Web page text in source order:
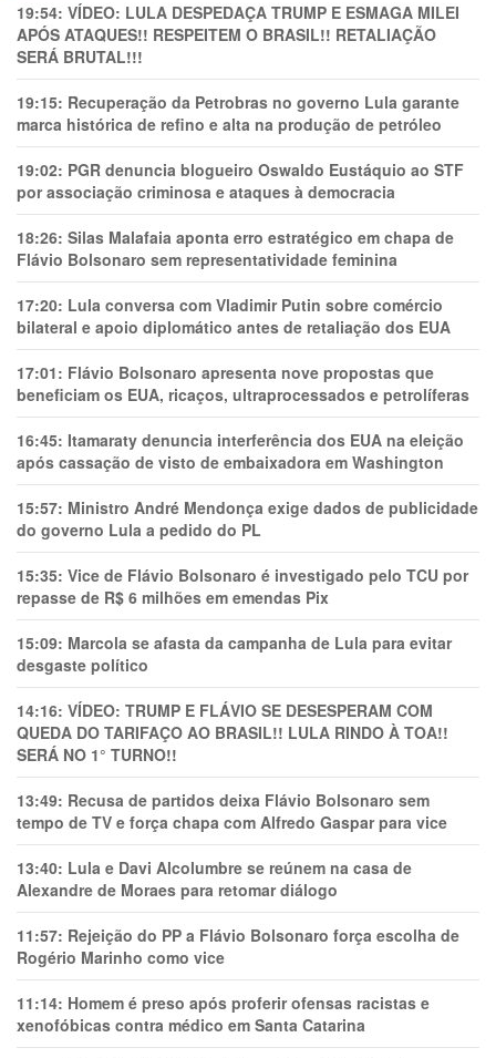
19:54: VÍDEO: LULA DESPEDAÇA TRUMP E ESMAGA MILEI
APÓS ATAQUES!! RESPEITEM O BRASIL!! RETALIAÇÃO
SERÁ BRUTAL!!!
19:15: Recuperação da Petrobras no governo Lula garante
marca histórica de refino e alta na produção de petróleo
19:02: PGR denuncia blogueiro Oswaldo Eustáquio ao STF
por associação criminosa e ataques à democracia
18:26: Silas Malafaia aponta erro estratégico em chapa de
Flávio Bolsonaro sem representatividade feminina
17:20: Lula conversa com Vladimir Putin sobre comércio
bilateral e apoio diplomático antes de retaliação dos EUA
17:01: Flávio Bolsonaro apresenta nove propostas que
beneficiam os EUA, ricaços, ultraprocessados e petrolíferas
16:45: Itamaraty denuncia interferência dos EUA na eleição
após cassação de visto de embaixadora em Washington
15:57: Ministro André Mendonça exige dados de publicidade
do governo Lula a pedido do PL
15:35: Vice de Flávio Bolsonaro é investigado pelo TCU por
repasse de R$ 6 milhões em emendas Pix
15:09: Marcola se afasta da campanha de Lula para evitar
desgaste político
14:16: VÍDEO: TRUMP E FLÁVIO SE DESESPERAM COM
QUEDA DO TARIFAÇO AO BRASIL!! LULA RINDO À TOA!!
SERÁ NO 1° TURNO!!
13:49: Recusa de partidos deixa Flávio Bolsonaro sem
tempo de TV e força chapa com Alfredo Gaspar para vice
13:40: Lula e Davi Alcolumbre se reúnem na casa de
Alexandre de Moraes para retomar diálogo
11:57: Rejeição do PP a Flávio Bolsonaro força escolha de
Rogério Marinho como vice
11:14: Homem é preso após proferir ofensas racistas e
xenofóbicas contra médico em Santa Catarina